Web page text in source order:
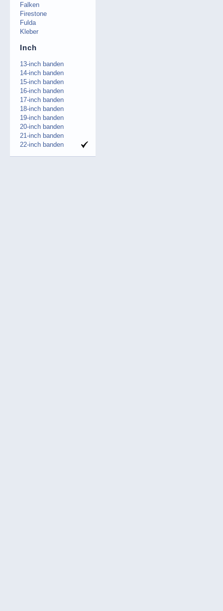
Falken
Firestone
Fulda
Kleber
Inch
13-inch banden
14-inch banden
15-inch banden
16-inch banden
17-inch banden
18-inch banden
19-inch banden
20-inch banden
21-inch banden
22-inch banden